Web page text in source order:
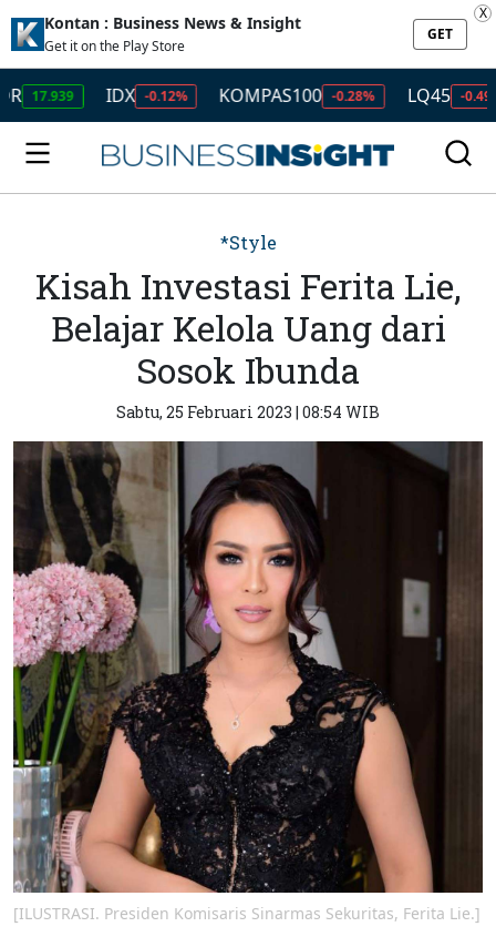
Kontan : Business News & Insight
Get it on the Play Store
GET
X
IDX -0.12% KOMPAS100 -0.28% LQ45 -0.49%
*Style
Kisah Investasi Ferita Lie,
Belajar Kelola Uang dari
Sosok Ibunda
Sabtu, 25 Februari 2023 | 08:54 WIB
[ILUSTRASI. Presiden Komisaris Sinarmas Sekuritas, Ferita Lie.]